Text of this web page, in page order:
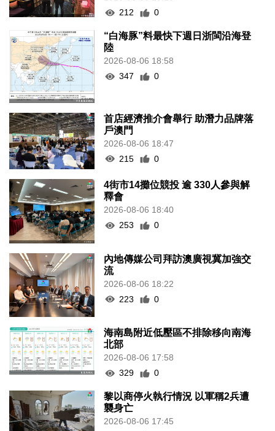
212
0
“白海豚”料最快下週日浙閩沿海登
陸
2026-08-06 18:58
347
0
首店經濟推介會舉行 助潛力品牌落
戶澳門
2026-08-06 18:47
215
0
4街市14攤位競投 逾 330人參與解
釋會
2026-08-06 18:40
253
0
內地傳媒公司拜訪澳廣視冀加強交
流
2026-08-06 18:22
223
0
海南島附近低壓區不排除移向南海
北部
2026-08-06 17:58
329
0
黎以商停火執行情況 以軍稱2兵遭
襲身亡
2026-08-06 17:45